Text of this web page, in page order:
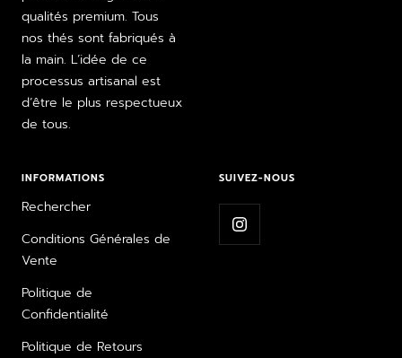
qualités premium. Tous
nos thés sont fabriqués à
la main. L’idée de ce
processus artisanal est
d’être le plus respectueux
de tous.
INFORMATIONS
Rechercher
Conditions Générales de
Vente
Politique de
Confidentialité
Politique de Retours
SUIVEZ-NOUS